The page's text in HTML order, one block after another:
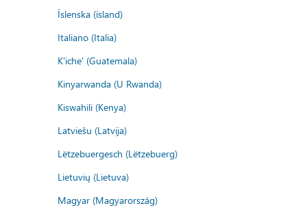
Íslenska (ísland)
Italiano (Italia)
K'iche' (Guatemala)
Kinyarwanda (U Rwanda)
Kiswahili (Kenya)
Latviešu (Latvija)
Lëtzebuergesch (Lëtzebuerg)
Lietuvių (Lietuva)
Magyar (Magyarország)